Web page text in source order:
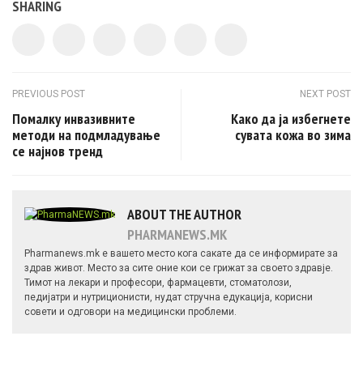
SHARING
Post navigation
PREVIOUS POST
Помалку инвазивните
методи на подмладување
се најнов тренд
NEXT POST
Како да ја избегнете
сувата кожа во зима
ABOUT THE AUTHOR
PHARMANEWS.MK
Pharmanews.mk е вашето место кога сакате да се информирате за
здрав живот. Место за сите оние кои се грижат за своето здравје.
Тимот на лекари и професори, фармацевти, стоматолози,
педијатри и нутриционисти, нудат стручна едукација, корисни
совети и одговори на медицински проблеми.